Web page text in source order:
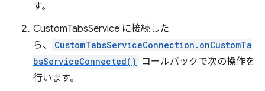
す。
CustomTabsService に接続した
ら、
CustomTabsServiceConnection.onCustomTa
bsServiceConnected()
コールバックで次の操作を
行います。